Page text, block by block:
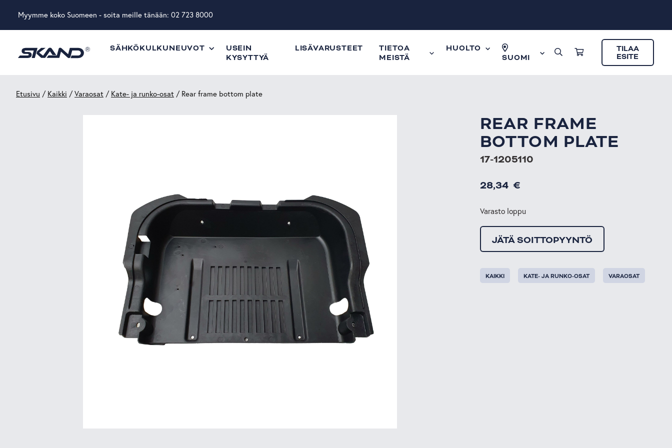
Myymme koko Suomeen - soita meille tänään: 02 723 8000
SÄHKÖKULKUNEUVOT
USEIN
KYSYTTYÄ
LISÄVARUSTEET
TIETOA
MEISTÄ
HUOLTO
SUOMI
TILAA
ESITE
Etusivu / Kaikki /Varaosat / Kate- ja runko-osat / Rear frame bottom plate
REAR FRAME
BOTTOM PLATE
17-1205110
28,34 €
Varasto loppu
JÄTÄ SOITTOPYYNTÖ
KAIKKI KATE- JA RUNKO-OSAT VARAOSAT